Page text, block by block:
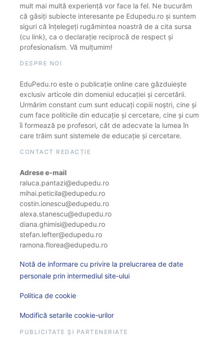
mult mai multă experiență vor face la fel. Ne bucurăm
că găsiți subiecte interesante pe Edupedu.ro și suntem
siguri că înțelegeți rugămintea noastră de a cita sursa
(cu link), ca o declarație reciprocă de respect și
profesionalism. Vă mulțumim!
DESPRE NOI
EduPedu.ro este o publicație online care găzduiește
exclusiv articole din domeniul educației și cercetării.
Urmărim constant cum sunt educați copiii noștri, cine și
cum face politicile din educație și cercetare, cine și cum
îi formează pe profesori, cât de adecvate la lumea în
care trăim sunt sistemele de educație și cercetare.
CONTACT REDACȚIE
Adrese e-mail
raluca.pantazi@edupedu.ro
mihai.peticila@edupedu.ro
costin.ionescu@edupedu.ro
alexa.stanescu@edupedu.ro
diana.ghimisi@edupedu.ro
stefan.lefter@edupedu.ro
ramona.florea@edupedu.ro
Notă de informare cu privire la prelucrarea de date
personale prin intermediul site-ului
Politica de cookie
Modifică setarile cookie-urilor
PUBLICITATE ȘI PARTENERIATE